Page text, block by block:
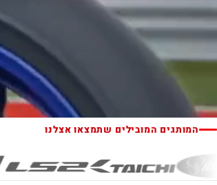
המותגים המובילים שתמצאו אצלנו